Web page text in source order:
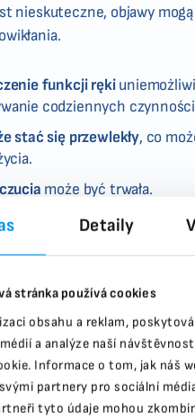
Detaily
stránka používá cookies
obsahu a reklam,
a analýze naší
Informace o tom, jak náš
partnery pro sociální
tyto údaje mohou
nieskuteczne, objawy
funkcji ręki
codziennych
stać się przewlekły, co
może być trwała.
cieśni nadgarstkamoże
funkcji ręki Przewlekły ból